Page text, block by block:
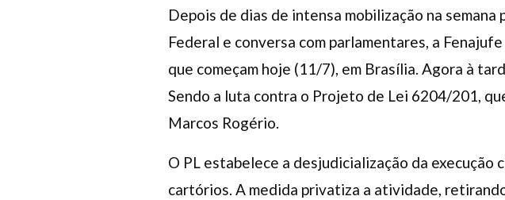
Depois de dias de intensa mobilização na semana
Federal e conversa com parlamentares, a
que começam hoje (11/7), em Brasília. Agora à
Sendo a luta contra o Projeto de Lei 6204/201,
Marcos Rogério.
O PL estabelece a desjudicialização da execução
cartórios. A medida privatiza a atividade,